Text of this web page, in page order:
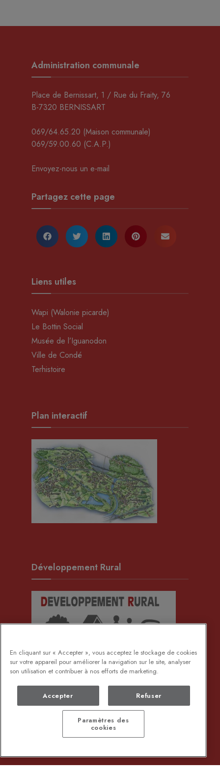
Administration communale
Place de Bernissart, 1 / Rue du Fraity, 76
B-7320 BERNISSART
069/64.65.20 (Maison communale)
069/59.00.60 (C.A.P.)
Envoyez-nous un e-mail
Partagez cette page
Liens utiles
Wapi (Walonie picarde)
Le Bottin Social
Musée de l’Iguanodon
Ville de Condé
Terhistoire
Plan interactif
Développement Rural
En cliquant sur « Accepter », vous acceptez le stockage de cookies
sur votre appareil pour améliorer la navigation sur le site, analyser
son utilisation et contribuer à nos efforts de marketing.
Accepter Refuser
Paramètres des
cookies